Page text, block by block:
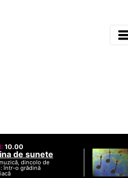
10.00
de sunete
dincolo de
într-o grădină